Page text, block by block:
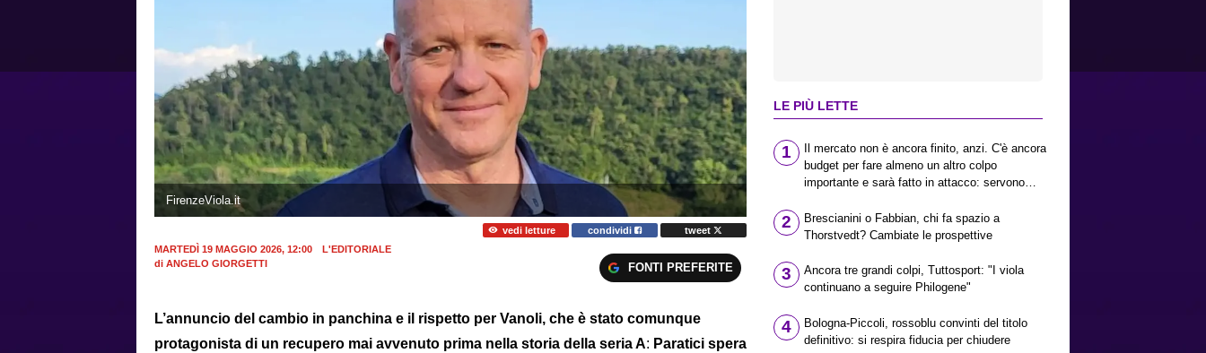
FirenzeViola.it
vedi letture condividi
tweet
MARTEDÌ 19 MAGGIO 2026, 12:00
L'EDITORIALE
di ANGELO GIORGETTI FONTI PREFERITE
L’annuncio del cambio in panchina e il rispetto per Vanoli, che è stato comunque
protagonista di un recupero mai avvenuto prima nella storia della seria A: Paratici spera
LE PIÙ LETTE
1
Il mercato non è ancora finito, anzi. C'è ancora
budget per fare almeno un altro colpo
importante e sarà fatto in attacco: servono
il Bologna: caccia al giusto incastro
2
Brescianini o Fabbian, chi fa spazio a
Thorstvedt? Cambiate le prospettive
3
Ancora tre grandi colpi, Tuttosport: "I viola
continuano a seguire Philogene"
4
Bologna-Piccoli, rossoblu convinti del titolo
definitivo: si respira fiducia per chiudere